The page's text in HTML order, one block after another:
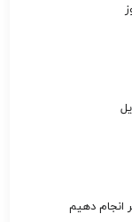
انجام دهیم